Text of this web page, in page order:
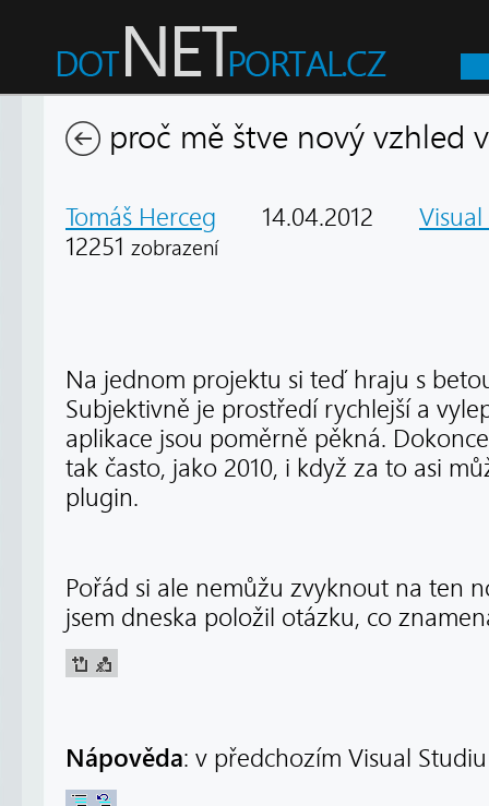
proč mě štve nový vzhled
Tomáš Herceg 14.04.2012
12251 zobrazení
Na jednom projektu si teď hraju s
Subjektivně je prostředí rychlejší a
aplikace jsou poměrně pěkná.
tak často, jako 2010, i když za to asi
plugin.
Pořád si ale nemůžu zvyknout na ten
jsem dneska položil otázku, co
Nápověda: v předchozím Visual